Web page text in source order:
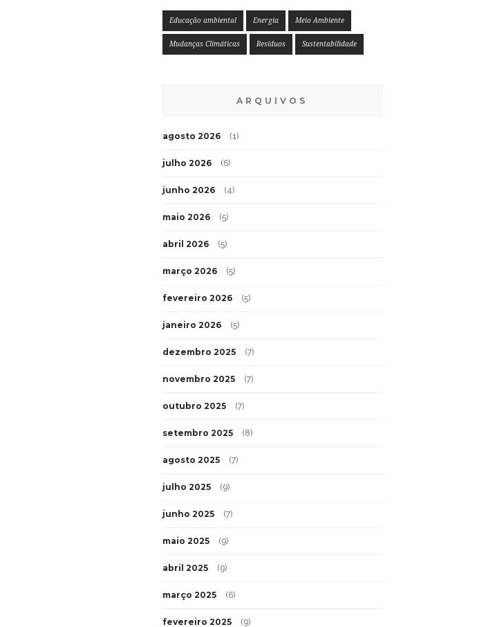
Educação ambiental Energia Meio Ambiente
Mudanças Climáticas Resíduos Sustentabilidade
ARQUIVOS
agosto 2026 (1)
julho 2026 (6)
junho 2026 (4)
maio 2026 (5)
abril 2026 (5)
março 2026 (5)
fevereiro 2026 (5)
janeiro 2026 (5)
dezembro 2025 (7)
novembro 2025 (7)
outubro 2025 (7)
setembro 2025 (8)
agosto 2025 (7)
julho 2025 (9)
junho 2025 (7)
maio 2025 (9)
abril 2025 (9)
março 2025 (6)
fevereiro 2025 (9)